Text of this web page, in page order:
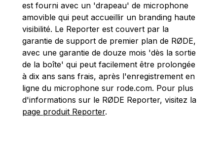
est fourni avec un 'drapeau' de microphone
amovible qui peut accueillir un branding haute
visibilité. Le Reporter est couvert par la
garantie de support de premier plan de RØDE,
avec une garantie de douze mois 'dès la sortie
de la boîte' qui peut facilement être prolongée
à dix ans sans frais, après l'enregistrement en
ligne du microphone sur rode.com. Pour plus
d'informations sur le RØDE Reporter, visitez la
page produit Reporter.